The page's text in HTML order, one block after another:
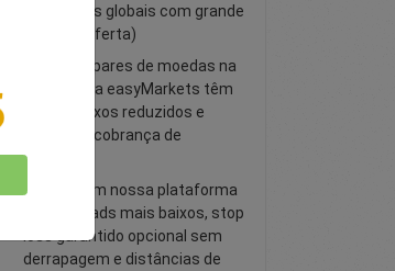
financeiros globais com grande
liquidez (oferta)
Todos os pares de moedas na
plataforma easyMarkets têm
spreads fixos reduzidos e
nenhuma cobrança de
comissão
Negocie em nossa plataforma
com spreads mais baixos, stop
loss garantido opcional sem
derrapagem e distâncias de